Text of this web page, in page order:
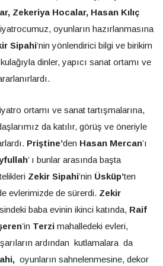
Zekeriya Hocalar, Hasan Kılıç
oyunların hazırlanmasına
Sipahi’nin yönlendirici bilgi ve birikim
dinler, yapıcı sanat ortamı ve
ortamı ve sanat tartışmalarına,
da katılır, görüş ve öneriyle
Priştine’den Hasan Mercan’ı
’ ı bunlar arasında başta
Zekir Sipahi’nin Üsküp’ten
evlerimizde de sürerdi. Zekir
baba evinin ikinci katında, Raif
’in Terzi mahalledeki evleri,
ardından kutlamalara da
oyunların sahnelenmesine, dekor